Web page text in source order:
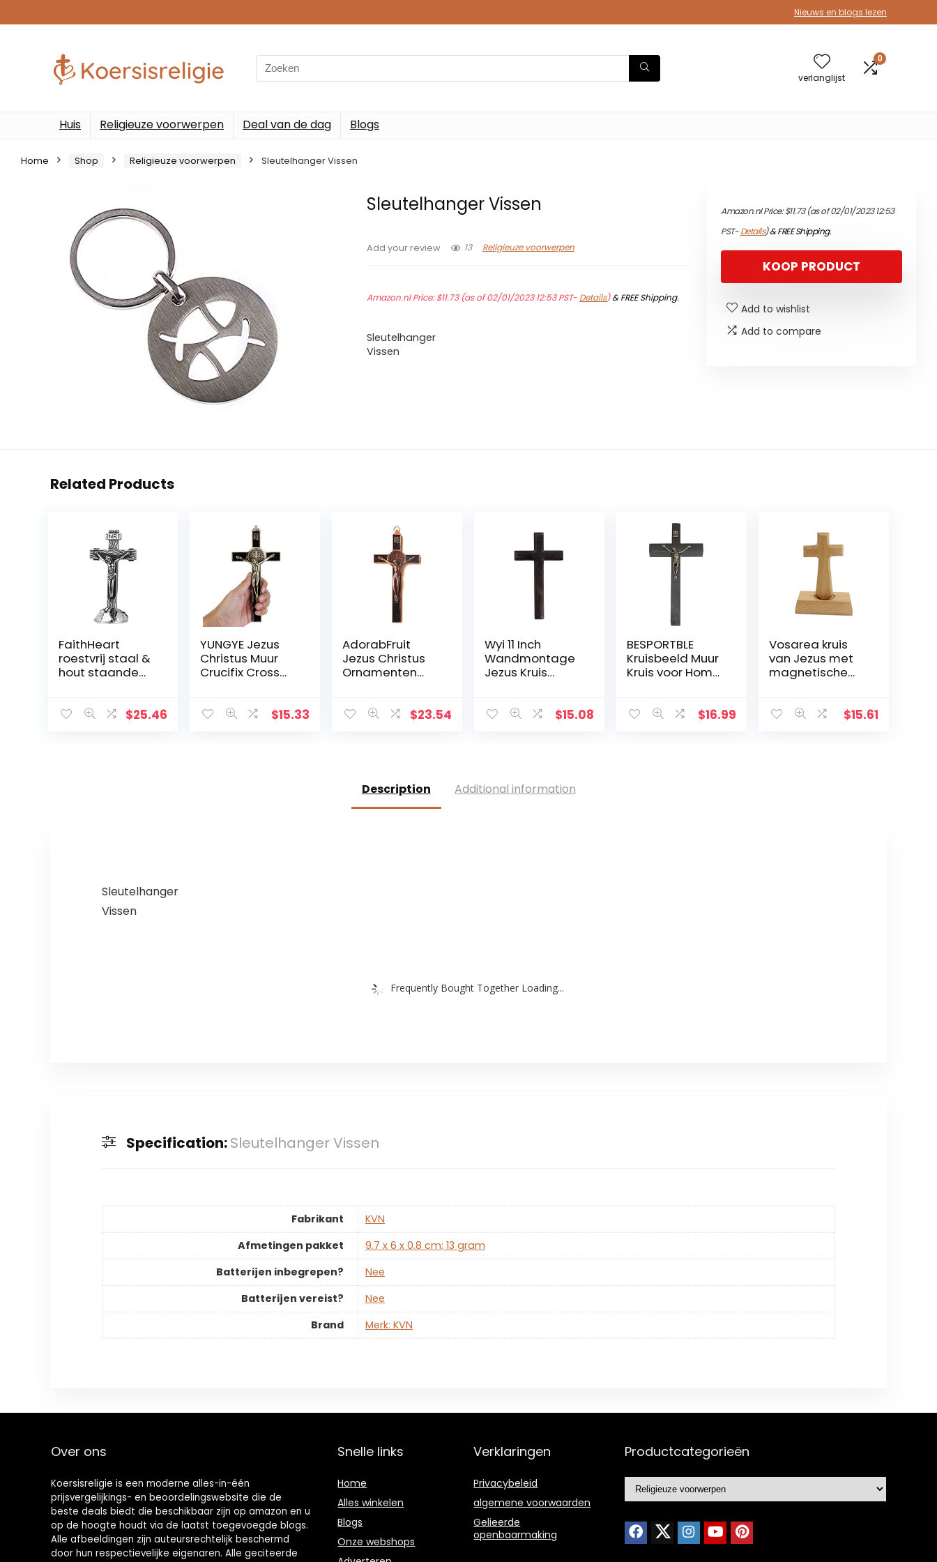
Nieuws en blogs lezen
Search
for:
verlanglijst
0
Huis Religieuze voorwerpen Deal van de dag Blogs
Home Shop Religieuze voorwerpen Sleutelhanger Vissen
Sleutelhanger Vissen
Add your review 13 Religieuze voorwerpen
Amazon.nl Price:$11.73(as of 02/01/2023 12:53 PST- Details)&FREE Shipping.
Sleutelhanger
Vissen
Amazon.nl Price:$11.73(as of 02/01/2023 12:53
PST-Details)&FREE Shipping.
KOOP PRODUCT
Add to wishlist
Add to compare
Related Products
FaithHeart
roestvrij staal &
hout staande
Religieuze Home
$25.46
YUNGYE Jezus
Christus Muur
Crucifix Cross
Decor Jezus $15.33
AdorabFruit
Jezus Christus
Ornamenten
Huis
$23.54
Wyi 11 Inch
Wandmontage
Jezus Kruis
Massief Hout
Decoratie
$15.08
BESPORTBLE
Kruisbeeld Muur
Kruis voor Home
Kruisbeeld
$16.99
Vosarea kruis
van Jezus met
magnetische
$15.61
Description Additional information
Sleutelhanger
Vissen
Frequently Bought Together Loading...
Specification:Sleutelhanger Vissen
Fabrikant
‎KVN
Afmetingen pakket
‎9.7 x 6 x 0.8 cm; 13 gram
Batterijen inbegrepen?
‎Nee
Batterijen vereist?
‎Nee
Brand
Merk: KVN
Over ons
Koersisreligie is een moderne alles-in-één
prijsvergelijkings- en beoordelingswebsite die de
beste deals biedt die beschikbaar zijn op amazon en u
op de hoogte houdt via de laatst toegevoegde blogs.
Alle afbeeldingen zijn auteursrechtelijk beschermd
door hun respectievelijke eigenaren. Alle geciteerde
Snelle links
Home
Alles winkelen
Blogs
Onze webshops
Verklaringen
Privacybeleid
algemene voorwaarden
Gelieerde
openbaarmaking
Productcategorieën